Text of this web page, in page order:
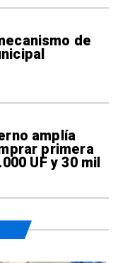
de
amplía
primera
UF y 30 mil